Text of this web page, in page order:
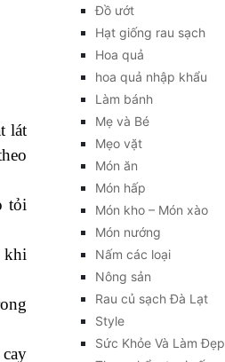
lát
tỏi
khi
Đồ ướt
Hạt giống rau sạch
Hoa quả
hoa quả nhập khẩu
Làm bánh
Mẹ và Bé
Mẹo vặt
Món ăn
Món hấp
Món kho – Món xào
Món nướng
Nấm các loại
Nông sản
Rau củ sạch Đà Lạt
Style
Sức Khỏe Và Làm Đẹp